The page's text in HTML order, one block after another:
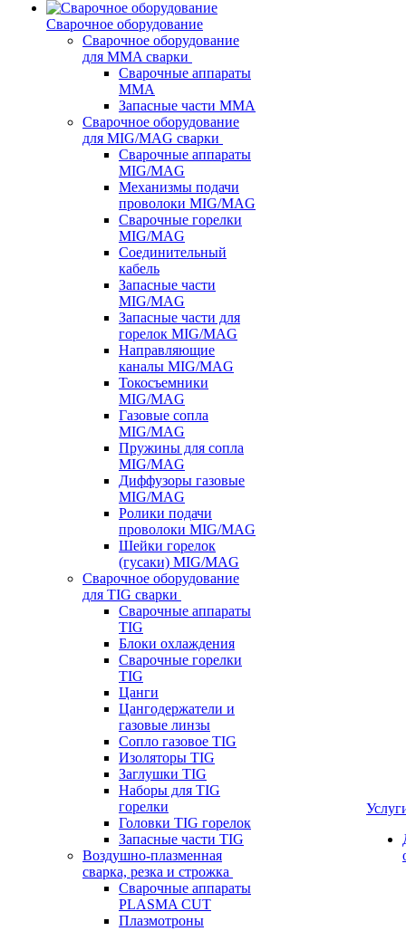
Сварочное оборудование
Сварочное оборудование
для MMA сварки
Сварочные аппараты
MMA
Запасные части MMA
Сварочное оборудование
для MIG/MAG сварки
Сварочные аппараты
MIG/MAG
Механизмы подачи
проволоки MIG/MAG
Сварочные горелки
MIG/MAG
Соединительный
кабель
Запасные части
MIG/MAG
Запасные части для
горелок MIG/MAG
Направляющие
каналы MIG/MAG
Токосъемники
MIG/MAG
Газовые сопла
MIG/MAG
Пружины для сопла
MIG/MAG
Диффузоры газовые
MIG/MAG
Ролики подачи
проволоки MIG/MAG
Шейки горелок
(гусаки) MIG/MAG
Сварочное оборудование
для TIG сварки
Сварочные аппараты
TIG
Блоки охлаждения
Сварочные горелки
TIG
Цанги
Цангодержатели и
газовые линзы
Сопло газовое TIG
Изоляторы TIG
Заглушки TIG
Наборы для TIG
горелки
Головки TIG горелок
Запасные части TIG
Воздушно-плазменная
сварка, резка и строжка
Сварочные аппараты
PLASMA CUT
Плазмотроны